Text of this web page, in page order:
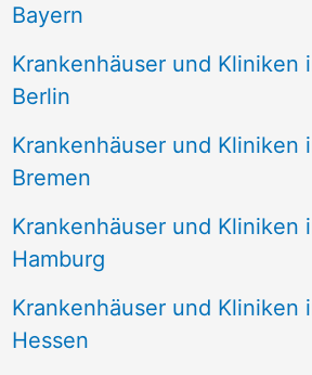
Bayern
Krankenhäuser und Kliniken
Berlin
Krankenhäuser und Kliniken
Bremen
Krankenhäuser und Kliniken
Hamburg
Krankenhäuser und Kliniken
Hessen